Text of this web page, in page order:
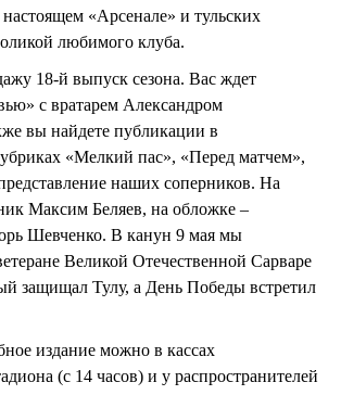
«Арсенале» и тульских
любимого клуба.
18-й выпуск сезона. Вас ждет
с вратарем Александром
вы найдете публикации в
«Мелкий пас», «Перед матчем»,
наших соперников. На
Максим Беляев, на обложке –
Шевченко. В канун 9 мая мы
Великой Отечественной Сарваре
защищал Тулу, а День Победы встретил
издание можно в кассах
(с 14 часов) и у распространителей